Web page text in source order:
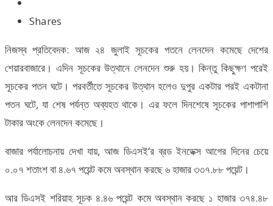
Shares
নিজস্ব প্রতিবেদক: আজ ২৪ জুলাই সূচকের পতনে লেনদেন কমেছে দেশের
শেয়ারবাজারে। এদিন সূচকের উত্থানে লেনদেন শুরু হয়। কিন্তু কিছুক্ষণ পরেই
সূচকের পতন ঘটে। পরবর্তীতে সূচকের উত্থান হলেও দুপুর একটার পরই একটানা
পতন ঘটে, যা শেষ পর্যন্ত অব্যহত থাকে। এর ফলে দিনশেষে সূচকের পাশাপাশি
টাকার অংকে লেনদেন কমেছে।
বাজার পর্যালোচনায় দেখা যায়, আজ ডিএসই’র ব্রড ইনডেক্স আগের দিনের চেয়ে
০.০৭ শতাংশ বা ৪.৬৭ পয়েন্ট কমে অবস্থান করছে ৬ হাজার ৩৩৭.৮৮ পয়েন্ট।
আর ডিএসই শরিয়াহ সূচক ৪.৪৬ পয়েন্ট কমে অবস্থান করছে ১ হাজার ৩৭৪.৪৮